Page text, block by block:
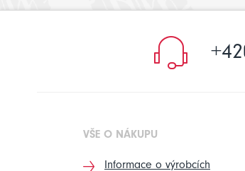
VŠE O NÁKUPU
Informace o výrobcích